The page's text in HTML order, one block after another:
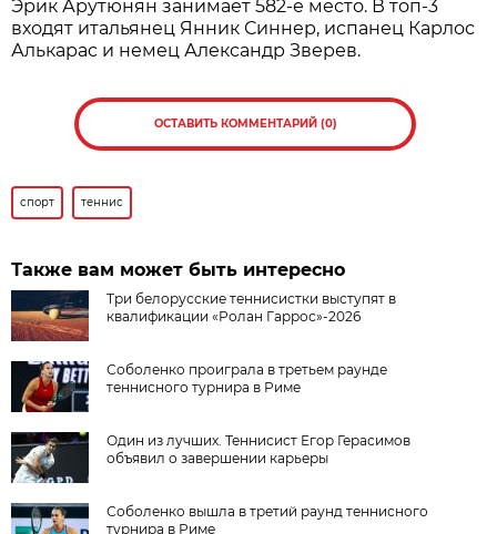
Эрик Арутюнян занимает 582-е место. В топ-3
входят итальянец Янник Синнер, испанец Карлос
Алькарас и немец Александр Зверев.
ОСТАВИТЬ КОММЕНТАРИЙ (0)
спорт теннис
Также вам может быть интересно
Три белорусские теннисистки выступят в
квалификации «Ролан Гаррос»-2026
Соболенко проиграла в третьем раунде
теннисного турнира в Риме
Один из лучших. Теннисист Егор Герасимов
объявил о завершении карьеры
Соболенко вышла в третий раунд теннисного
турнира в Риме